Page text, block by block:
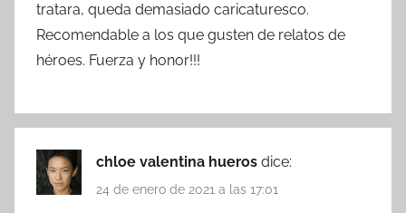
tratara, queda demasiado caricaturesco.
Recomendable a los que gusten de relatos de
héroes. Fuerza y honor!!!
chloe valentina hueros dice:
24 de enero de 2021 a las 17:01